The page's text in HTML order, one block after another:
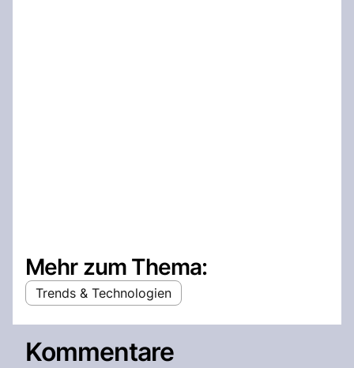
Mehr zum Thema:
Trends & Technologien
Kommentare